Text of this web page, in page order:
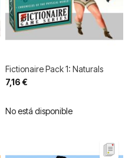
Fictionaire Pack 1: Naturals
7,16 €
No está disponible